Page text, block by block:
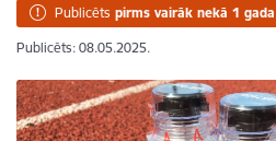
Publicēts pirms vairāk nekā 1 gada
Publicēts: 08.05.2025.